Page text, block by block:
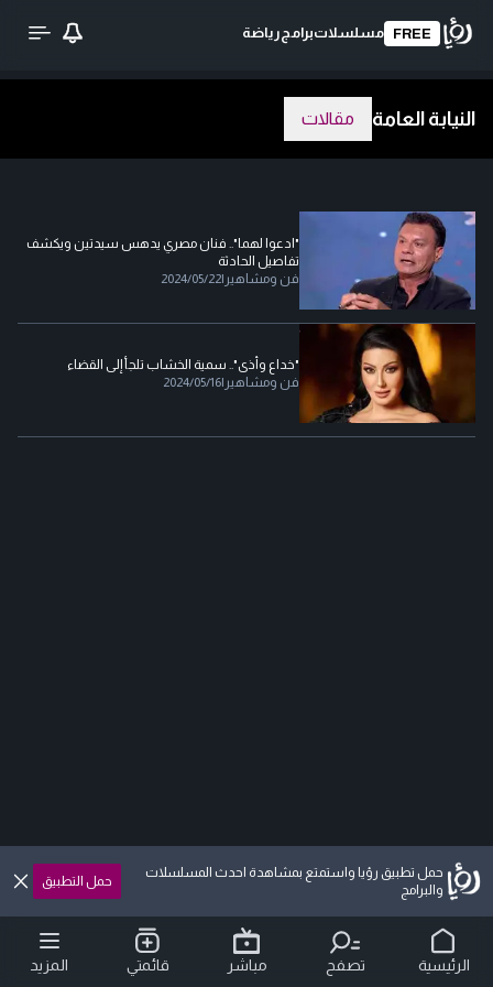
FREE مسلسلاتبرامج رياضة
النيابة العامة مقالات
"ادعوا لهما".. فنان مصري يدهس سيدتين ويكشف
تفاصيل الحادثة
فن ومشاهير |
2024/05/22
"خداع وأذى".. سمية الخشاب تلجأ إلى القضاء
فن ومشاهير |
2024/05/16
حمل تطبيق رؤيا واستمتع بمشاهدة احدث المسلسلات
والبرامج
حمل التطبيق
الرئيسية تصفح مباشر قائمتي المزيد